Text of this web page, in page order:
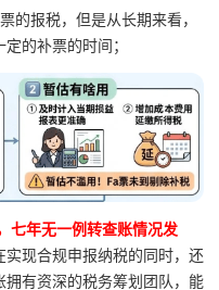
的报税，但是从长期来看，
的补票的时间；
七年无一例转查账情况发
现合规申报纳税的同时，还
有资深的税务筹划团队，能